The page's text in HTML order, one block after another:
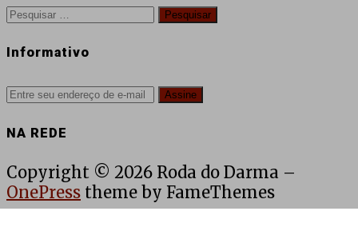
Pesquisar
Informativo
NA REDE
Copyright © 2026 Roda do Darma –
OnePress theme by FameThemes